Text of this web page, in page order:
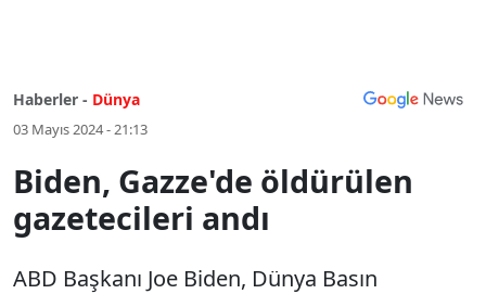
Haberler - Dünya
03 Mayıs 2024 - 21:13
Biden, Gazze'de öldürülen
gazetecileri andı
ABD Başkanı Joe Biden, Dünya Basın